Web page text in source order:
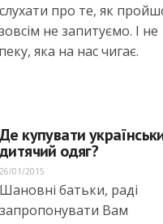
слухати про те, як
не запитуємо. І не
яка на нас чигає.
Де купувати
дитячий одяг?
26/01/2015
Шановні батьки, раді
запропонувати Вам